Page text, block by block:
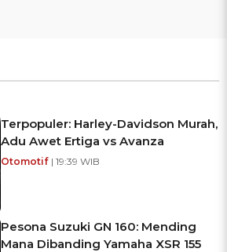
Terpopuler: Harley-Davidson Murah,
Adu Awet Ertiga vs Avanza
Otomotif | 19:39 WIB
Pesona Suzuki GN 160: Mending
Mana Dibanding Yamaha XSR 155